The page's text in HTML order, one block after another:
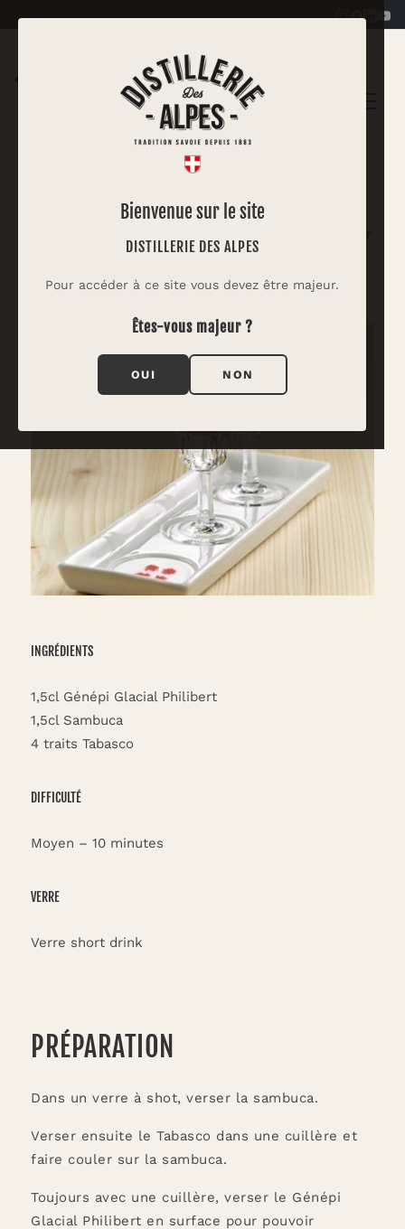
Bienvenue sur le site
DISTILLERIE DES ALPES
Pour accéder à ce site vous devez être majeur.
Êtes-vous majeur ?
OUI NON
mentholée du Génépiet de l'anis à la puissance
chaleureusedu Tabasco.
INGRÉDIENTS
1,5cl Génépi Glacial Philibert
1,5cl Sambuca
4 traits Tabasco
DIFFICULTÉ
Moyen – 10 minutes
VERRE
Verre short drink
PRÉPARATION
Dans un verre à shot, verser la sambuca.
Verser ensuite le Tabasco dans une cuillère et
faire couler sur la sambuca.
Toujours avec une cuillère, verser le Génépi
Glacial Philibert en surface pour pouvoir